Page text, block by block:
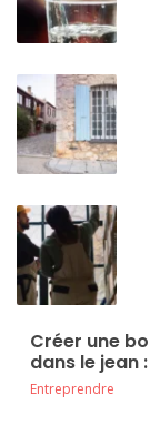
Créer une
dans le jean
Entreprendre